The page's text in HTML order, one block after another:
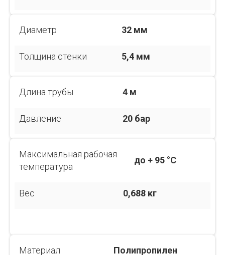
Диаметр 32 мм
Толщина стенки 5,4 мм
Длина трубы 4 м
Давление 20 бар
Максимальная рабочая
температура
до + 95 °С
Вес 0,688 кг
Материал Полипропилен